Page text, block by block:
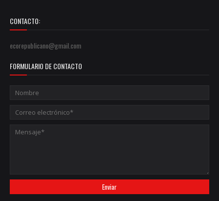
CONTACTO:
ecorepublicano@gmail.com
FORMULARIO DE CONTACTO